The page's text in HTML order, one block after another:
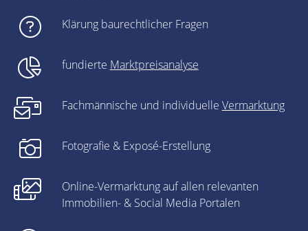
Klärung baurechtlicher Fragen
fundierte Marktpreisanalyse
Fachmännische und individuelle Vermarktung
Fotografie & Exposé-Erstellung
Online-Vermarktung auf allen relevanten
Immobilien- & Social Media Portalen